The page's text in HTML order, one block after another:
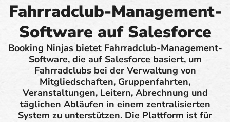
Fahrradclub-Management-
Software auf Salesforce
Booking Ninjas bietet Fahrradclub-Management-
Software, die auf Salesforce basiert, um
Fahrradclubs bei der Verwaltung von
Mitgliedschaften, Gruppenfahrten,
Veranstaltungen, Leitern, Abrechnung und
täglichen Abläufen in einem zentralisierten
System zu unterstützen. Die Plattform ist für